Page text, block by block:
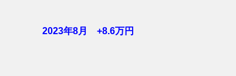
2023年8月 +8.6万円